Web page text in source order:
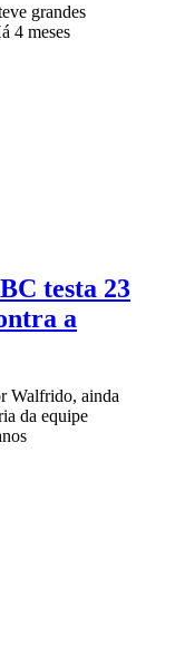
grandes
4 meses
testa 23
a
Walfrido, ainda
da equipe